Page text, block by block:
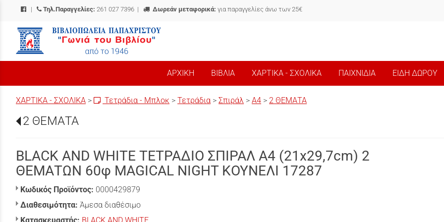
| Τηλ.Παραγγελίες: 261 027 7396 | Δωρεάν μεταφορικά: για παραγγελίες άνω των 25€
/
ΑΡΧΙΚΗ ΒΙΒΛΙΑ ΧΑΡΤΙΚΑ - ΣΧΟΛΙΚΑ ΠΑΙΧΝΙΔΙΑ ΕΙΔΗ ΔΩΡΟΥ
ΧΑΡΤΙΚΑ - ΣΧΟΛΙΚΑ > Τετράδια - Μπλοκ > Τετράδια > Σπιράλ > Α4 > 2 ΘΕΜΑΤΑ
2 ΘΕΜΑΤΑ
BLACK AND WHITE ΤΕΤΡΑΔΙΟ ΣΠΙΡΑΛ A4 (21x29,7cm) 2
ΘΕΜΑΤΩΝ 60φ MAGICAL NIGHT ΚΟΥΝΕΛΙ 17287
Κωδικός Προϊόντος: 0000429879
Διαθεσιμότητα: Άμεσα διαθέσιμο